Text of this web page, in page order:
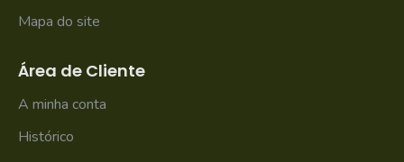
Mapa do site
Área de Cliente
A minha conta
Histórico